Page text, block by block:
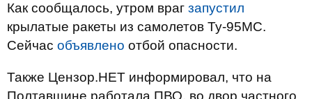
Как сообщалось, утром враг запустил
крылатые ракеты из самолетов Ту-95МС.
Сейчас объявлено отбой опасности.
Также Цензор.НЕТ информировал, что на